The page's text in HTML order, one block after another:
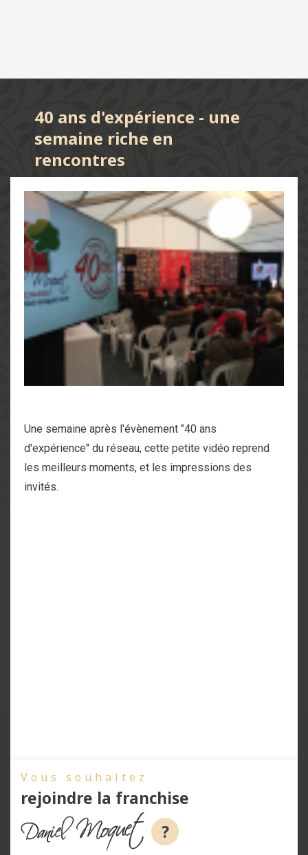
40 ans d'expérience - une
semaine riche en
rencontres
Une semaine après l'évènement "40 ans
d'expérience" du réseau, cette petite vidéo reprend
les meilleurs moments, et les impressions des
invités.
Vous souhaitez
rejoindre la franchise
?